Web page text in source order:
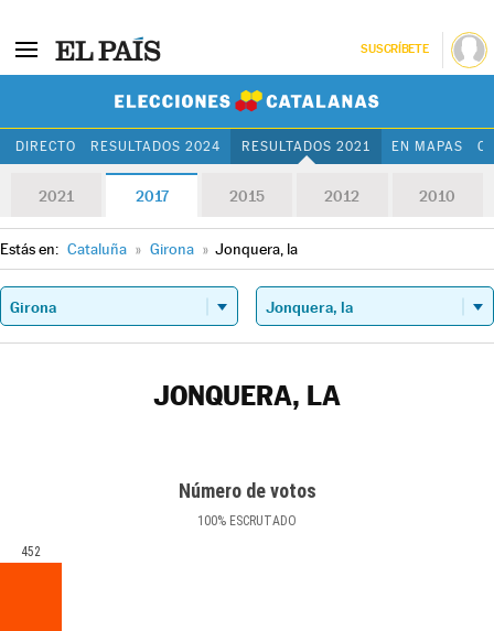
SUSCRÍBETE
DIRECTO RESULTADOS 2024 RESULTADOS 2021 EN MAPAS
2021 2017 2015 2012 2010
Estás en: Cataluña » Girona » Jonquera, la
JONQUERA, LA
Número de votos
100% ESCRUTADO
452